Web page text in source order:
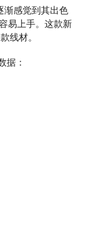
渐感觉到其出色
易上手。这款新
线材。
据：